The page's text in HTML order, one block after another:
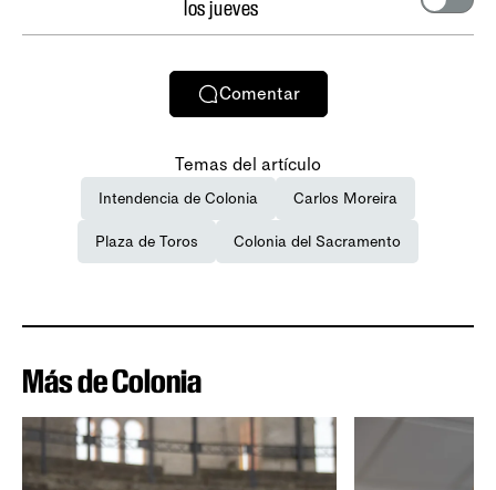
los jueves
Comentar
Temas del artículo
Intendencia de Colonia Carlos Moreira
Plaza de Toros Colonia del Sacramento
Más de Colonia